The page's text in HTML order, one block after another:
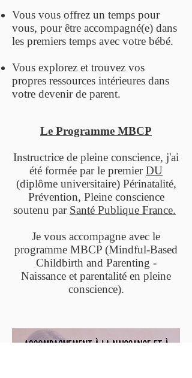
Vous vous offrez un temps pour
vous, pour être accompagné(e) dans
les premiers temps avec votre bébé.
Vous explorez et trouvez vos
propres ressources intérieures dans
votre devenir de parent.
Le Programme MBCP
Instructrice de pleine conscience, j'ai
été formée par le premierDU
(diplôme universitaire) Périnatalité,
Prévention, Pleine conscience
soutenu par Santé Publique France.
Je vous accompagne avec le
programme MBCP (Mindful-Based
Childbirth and Parenting -
Naissance et parentalité en pleine
conscience).